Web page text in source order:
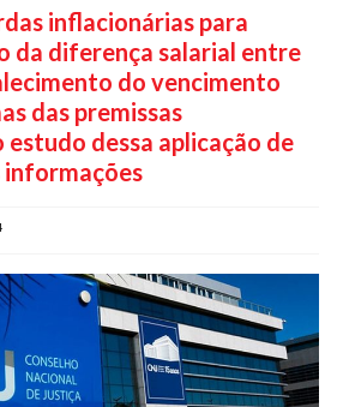
inflacionárias para
da diferença salarial entre
do vencimento
das premissas
dessa aplicação de
informações
YoutubeTikTok Whatsapp